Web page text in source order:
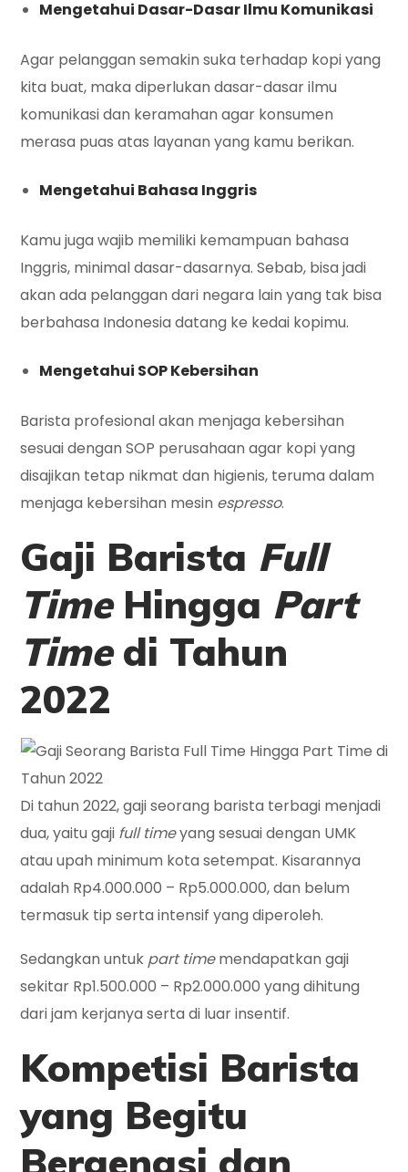
Mengetahui Dasar-Dasar Ilmu Komunikasi
Agar pelanggan semakin suka terhadap kopi yang
kita buat, maka diperlukan dasar-dasar ilmu
komunikasi dan keramahan agar konsumen
merasa puas atas layanan yang kamu berikan.
Mengetahui Bahasa Inggris
Kamu juga wajib memiliki kemampuan bahasa
Inggris, minimal dasar-dasarnya. Sebab, bisa jadi
akan ada pelanggan dari negara lain yang tak bisa
berbahasa Indonesia datang ke kedai kopimu.
Mengetahui SOP Kebersihan
Barista profesional akan menjaga kebersihan
sesuai dengan SOP perusahaan agar kopi yang
disajikan tetap nikmat dan higienis, teruma dalam
menjaga kebersihan mesin espresso.
Gaji Barista Full
Time Hingga Part
Timedi Tahun
2022
Di tahun 2022, gaji seorang barista terbagi menjadi
dua, yaitu gaji full timeyang sesuai dengan UMK
atau upah minimum kota setempat. Kisarannya
adalah Rp4.000.000 – Rp5.000.000, dan belum
termasuk tip serta intensif yang diperoleh.
Sedangkan untuk part timemendapatkan gaji
sekitar Rp1.500.000 – Rp2.000.000 yang dihitung
dari jam kerjanya serta di luar insentif.
Kompetisi Barista
yang Begitu